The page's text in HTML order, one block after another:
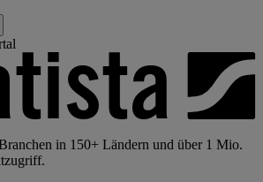
in 150+ Ländern und über 1 Mio.